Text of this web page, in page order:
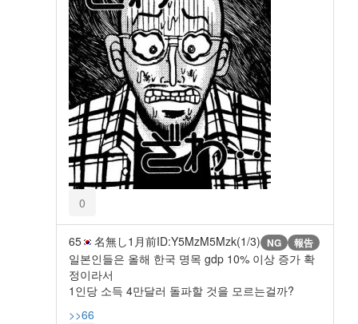
0
65 名無し1月前ID:Y5MzM5Mzk(1/3) NG 報告
일본인들은 올해 한국 명목 gdp 10% 이상 증가 확
정이라서
1인당 소득 4만달러 돌파할 것을 모르는걸까?
>>66